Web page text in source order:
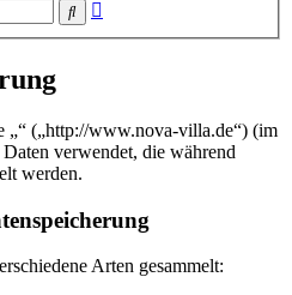
Suche
„“ („http://www.nova-villa.de“) (im
verwendet, die während
werden.
Arten gesammelt: